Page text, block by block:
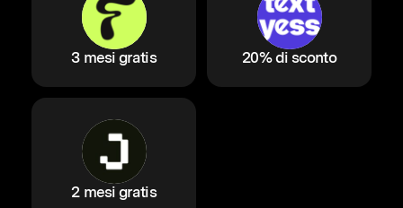
3 mesi gratis 20% di sconto
2 mesi gratis